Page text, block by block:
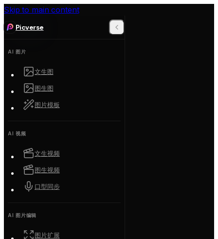
Skip to main content
Picverse
AI 图片
文生图
图生图
图片模板
AI 视频
文生视频
图生视频
口型同步
AI 图片编辑
图片扩展